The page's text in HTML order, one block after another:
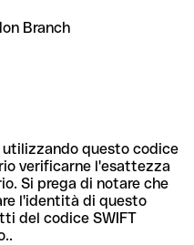
Branch
questo codice
verificarne l'esattezza
Si prega di notare che
l'identità di questo
del codice SWIFT